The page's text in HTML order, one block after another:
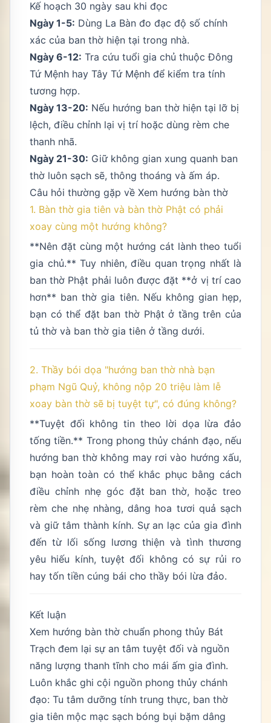
Kế hoạch 30 ngày sau khi đọc
Ngày 1-5: Dùng La Bàn đo đạc độ số chính
xác của ban thờ hiện tại trong nhà.
Ngày 6-12: Tra cứu tuổi gia chủ thuộc Đông
Tứ Mệnh hay Tây Tứ Mệnh để kiểm tra tính
tương hợp.
Ngày 13-20: Nếu hướng ban thờ hiện tại lỡ bị
lệch, điều chỉnh lại vị trí hoặc dùng rèm che
thanh nhã.
Ngày 21-30: Giữ không gian xung quanh ban
thờ luôn sạch sẽ, thông thoáng và ấm áp.
Câu hỏi thường gặp về Xem hướng bàn thờ
1. Bàn thờ gia tiên và bàn thờ Phật có phải
xoay cùng một hướng không?
**Nên đặt cùng một hướng cát lành theo tuổi
gia chủ.** Tuy nhiên, điều quan trọng nhất là
ban thờ Phật phải luôn được đặt **ở vị trí cao
hơn** ban thờ gia tiên. Nếu không gian hẹp,
bạn có thể đặt ban thờ Phật ở tầng trên của
tủ thờ và ban thờ gia tiên ở tầng dưới.
2. Thầy bói dọa "hướng ban thờ nhà bạn
phạm Ngũ Quỷ, không nộp 20 triệu làm lễ
xoay bàn thờ sẽ bị tuyệt tự", có đúng không?
**Tuyệt đối không tin theo lời dọa lừa đảo
tống tiền.** Trong phong thủy chánh đạo, nếu
hướng ban thờ không may rơi vào hướng xấu,
bạn hoàn toàn có thể khắc phục bằng cách
điều chỉnh nhẹ góc đặt ban thờ, hoặc treo
rèm che nhẹ nhàng, dâng hoa tươi quả sạch
và giữ tâm thành kính. Sự an lạc của gia đình
đến từ lối sống lương thiện và tình thương
yêu hiếu kính, tuyệt đối không có sự rủi ro
hay tốn tiền cúng bái cho thầy bói lừa đảo.
Kết luận
Xem hướng bàn thờ chuẩn phong thủy Bát
Trạch đem lại sự an tâm tuyệt đối và nguồn
năng lượng thanh tĩnh cho mái ấm gia đình.
Luôn khắc ghi cội nguồn phong thủy chánh
đạo: Tu tâm dưỡng tính trung thực, ban thờ
gia tiên mộc mạc sạch bóng bụi bặm dâng